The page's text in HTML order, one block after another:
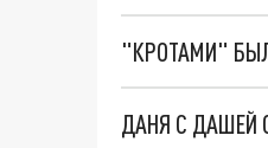
"КРОТАМИ"
ДАНЯ С ДАШЕЙ